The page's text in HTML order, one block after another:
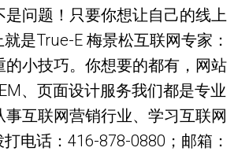
是问题！只要你想让自己的线上
是True-E 梅景松互联网专家：
的小技巧。你想要的都有，网站
、页面设计服务我们都是专业
事互联网营销行业、学习互联网
电话：416-878-0880；邮箱：